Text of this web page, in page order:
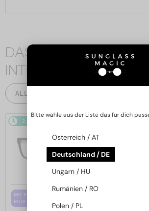
DAS KÖNNTE SIE
INTERESSIEREN
ALLE PRODUKTE
2-4 WERKTAGE
MIT EINER EINSTÄRKENGLASLINSE
PLUS 65 EUR
Bitte wähle aus der Liste das für dich
Österreich / AT
Deutschland / DE
Ungarn / HU
Rumänien / RO
Polen / PL